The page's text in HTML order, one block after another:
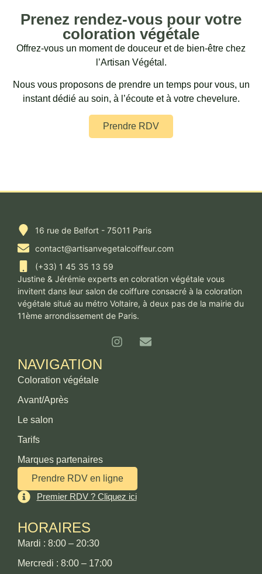
Prenez rendez-vous pour votre
coloration végétale
Offrez-vous un moment de douceur et de bien-être chez
l’Artisan Végétal.
Nous vous proposons de prendre un temps pour vous, un
instant dédié au soin, à l’écoute et à votre chevelure.
Prendre RDV
16 rue de Belfort - 75011 Paris
contact@artisanvegetalcoiffeur.com
(+33) 1 45 35 13 59
Justine & Jérémie experts en coloration végétale vous
invitent dans leur salon de coiffure consacré à la coloration
végétale situé au métro Voltaire, à deux pas de la mairie du
11ème arrondissement de Paris.
NAVIGATION
Coloration végétale
Avant/Après
Le salon
Tarifs
Marques partenaires
Prendre RDV en ligne
Premier RDV ? Cliquez ici
HORAIRES
Mardi : 8:00 – 20:30
Mercredi : 8:00 – 17:00